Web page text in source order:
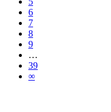
6
7
8
9
…
39
∞